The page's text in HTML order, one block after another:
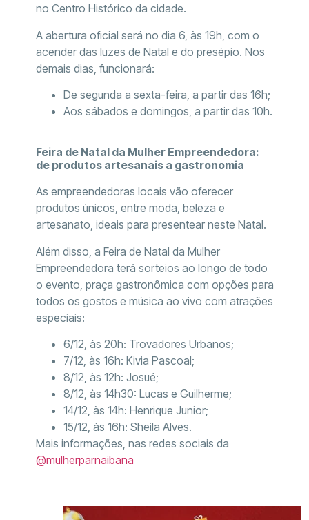
no Centro Histórico da cidade.
A abertura oficial será no dia 6, às 19h, com o
acender das luzes de Natal e do presépio. Nos
demais dias, funcionará:
De segunda a sexta-feira, a partir das 16h;
Aos sábados e domingos, a partir das 10h.
Feira de Natal da Mulher Empreendedora:
de produtos artesanais a gastronomia
As empreendedoras locais vão oferecer
produtos únicos, entre moda, beleza e
artesanato, ideais para presentear neste Natal.
Além disso, a Feira de Natal da Mulher
Empreendedora terá sorteios ao longo de todo
o evento, praça gastronômica com opções para
todos os gostos e música ao vivo com atrações
especiais:
6/12, às 20h: Trovadores Urbanos;
7/12, às 16h: Kivia Pascoal;
8/12, às 12h: Josué;
8/12, às 14h30: Lucas e Guilherme;
14/12, às 14h: Henrique Junior;
15/12, às 16h: Sheila Alves.
Mais informações, nas redes sociais da
@mulherparnaibana